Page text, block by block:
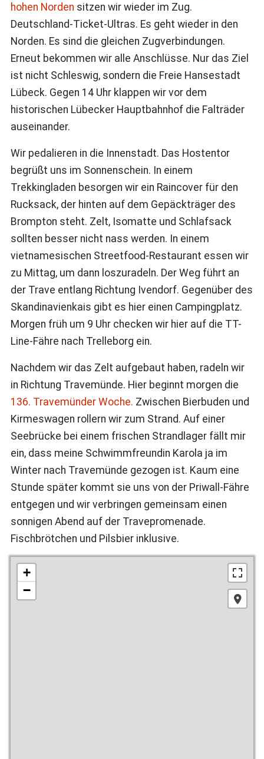
hohen Norden sitzen wir wieder im Zug.
Deutschland-Ticket-Ultras. Es geht wieder in den
Norden. Es sind die gleichen Zugverbindungen.
Erneut bekommen wir alle Anschlüsse. Nur das Ziel
ist nicht Schleswig, sondern die Freie Hansestadt
Lübeck. Gegen 14 Uhr klappen wir vor dem
historischen Lübecker Hauptbahnhof die Falträder
auseinander.
Wir pedalieren in die Innenstadt. Das Hostentor
begrüßt uns im Sonnenschein. In einem
Trekkingladen besorgen wir ein Raincover für den
Rucksack, der hinten auf dem Gepäckträger des
Brompton steht. Zelt, Isomatte und Schlafsack
sollten besser nicht nass werden. In einem
vietnamesischen Streetfood-Restaurant essen wir
zu Mittag, um dann loszuradeln. Der Weg führt an
der Trave entlang Richtung Ivendorf. Gegenüber des
Skandinavienkais gibt es hier einen Campingplatz.
Morgen früh um 9 Uhr checken wir hier auf die TT-
Line-Fähre nach Trelleborg ein.
Nachdem wir das Zelt aufgebaut haben, radeln wir
in Richtung Travemünde. Hier beginnt morgen die
136. Travemünder Woche. Zwischen Bierbuden und
Kirmeswagen rollern wir zum Strand. Auf einer
Seebrücke bei einem frischen Strandlager fällt mir
ein, dass meine Schwimmfreundin Karola ja im
Winter nach Travemünde gezogen ist. Kaum eine
Stunde später kommt sie uns von der Priwall-Fähre
entgegen und wir verbringen gemeinsam einen
sonnigen Abend auf der Travepromenade.
Fischbrötchen und Pilsbier inklusive.
+
−